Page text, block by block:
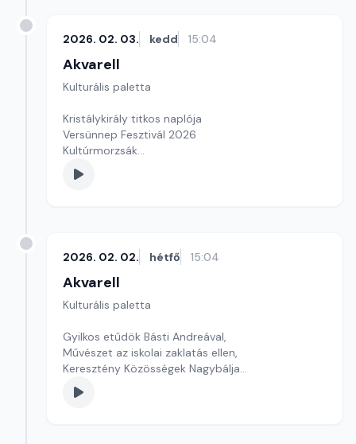
2026. 02. 03. kedd 15:04
Akvarell
Kulturális paletta
Kristálykirály titkos naplója
Versünnep Fesztivál 2026
Kultúrmorzsák
Szerkesztő: Csuth Judit
2026. 02. 02. hétfő 15:04
Akvarell
Kulturális paletta
Gyilkos etűdök Básti Andreával,
Művészet az iskolai zaklatás ellen,
Keresztény Közösségek Nagybálja
szerkesztő: Szentimrei Kristóf